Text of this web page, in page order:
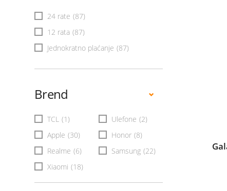
24 rate (87)
12 rata (87)
Jednokratno plaćanje (87)
Brend
TCL (1) Ulefone (2)
Apple (30) Honor (8)
Realme (6) Samsung (22)
Xiaomi (18)